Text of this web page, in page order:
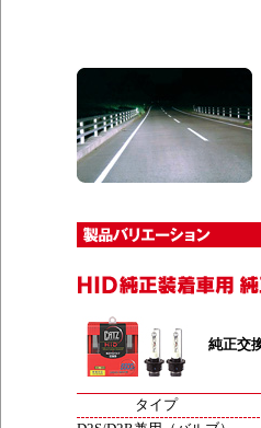
純正交
タイプ